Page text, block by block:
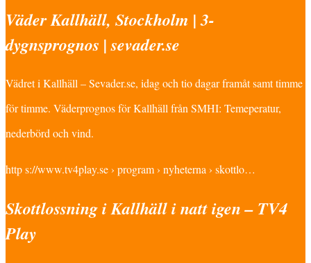
Väder Kallhäll, Stockholm | 3-
dygnsprognos | sevader.se
Vädret i Kallhäll – Sevader.se, idag och tio dagar framåt samt timme
för timme. Väderprognos för Kallhäll från SMHI: Temeperatur,
nederbörd och vind.
http s://www.tv4play.se › program › nyheterna › skottlo…
Skottlossning i Kallhäll i natt igen – TV4
Play